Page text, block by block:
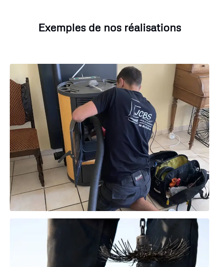
Exemples de nos réalisations